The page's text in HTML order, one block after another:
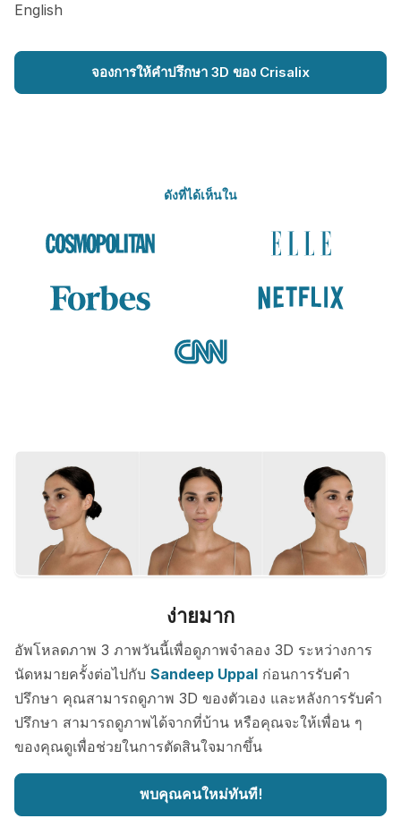
English
จองการให้คำปรึกษา 3D ของ Crisalix
ดังที่ได้เห็นใน
ง่ายมาก
อัพโหลดภาพ 3 ภาพวันนี้เพื่อดูภาพจำลอง 3D ระหว่างการ
นัดหมายครั้งต่อไปกับ Sandeep Uppal ก่อนการรับคำ
ปรึกษา คุณสามารถดูภาพ 3D ของตัวเอง และหลังการรับคำ
ปรึกษา สามารถดูภาพได้จากที่บ้าน หรือคุณจะให้เพื่อน ๆ
ของคุณดูเพื่อช่วยในการตัดสินใจมากขึ้น
พบคุณคนใหม่ทันที!